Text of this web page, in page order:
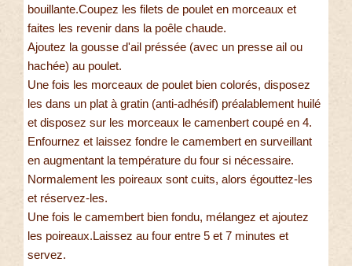
bouillante.Coupez les filets de poulet en morceaux et
faites les revenir dans la poêle chaude.
Ajoutez la gousse d'ail préssée (avec un presse ail ou
hachée) au poulet.
Une fois les morceaux de poulet bien colorés, disposez
les dans un plat à gratin (anti-adhésif) préalablement huilé
et disposez sur les morceaux le camenbert coupé en 4.
Enfournez et laissez fondre le camembert en surveillant
en augmentant la température du four si nécessaire.
Normalement les poireaux sont cuits, alors égouttez-les
et réservez-les.
Une fois le camembert bien fondu, mélangez et ajoutez
les poireaux.Laissez au four entre 5 et 7 minutes et
servez.